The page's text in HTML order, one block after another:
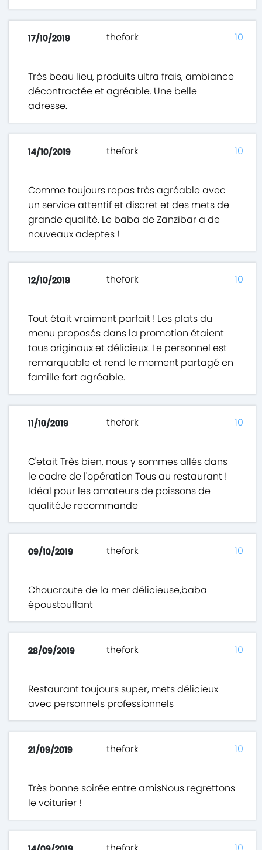
17/10/2019 thefork
Très beau lieu, produits ultra frais, ambiance
décontractée et agréable. Une belle
adresse.
10
14/10/2019 thefork
Comme toujours repas très agréable avec
un service attentif et discret et des mets de
grande qualité. Le baba de Zanzibar a de
nouveaux adeptes !
10
12/10/2019 thefork
Tout était vraiment parfait ! Les plats du
menu proposés dans la promotion étaient
tous originaux et délicieux. Le personnel est
remarquable et rend le moment partagé en
famille fort agréable.
10
11/10/2019 thefork
C'etait Très bien, nous y sommes allés dans
le cadre de l'opération Tous au restaurant !
Idéal pour les amateurs de poissons de
qualitéJe recommande
10
09/10/2019 thefork
Choucroute de la mer délicieuse,baba
époustouflant
10
28/09/2019 thefork
Restaurant toujours super, mets délicieux
avec personnels professionnels
10
21/09/2019 thefork
Très bonne soirée entre amisNous regrettons
le voiturier !
10